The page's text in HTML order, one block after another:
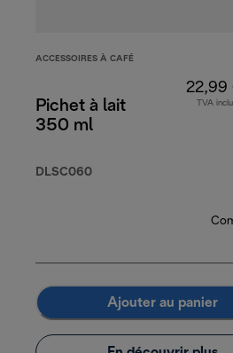
ACCESSOIRES À CAFÉ
Pichet à lait
350 ml
DLSC060
22,99
TVA
Ajouter au panier